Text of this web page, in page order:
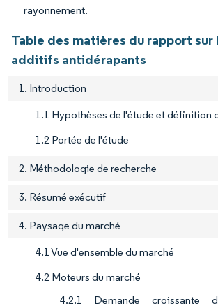
rayonnement.
Table des matières du rapport sur
additifs antidérapants
1. Introduction
1.1 Hypothèses de l'étude et définition
1.2 Portée de l'étude
2. Méthodologie de recherche
3. Résumé exécutif
4. Paysage du marché
4.1 Vue d'ensemble du marché
4.2 Moteurs du marché
4.2.1 Demande croissante